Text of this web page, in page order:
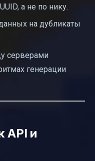
а не по нику.
на дубликаты
серверами
генерации
API и